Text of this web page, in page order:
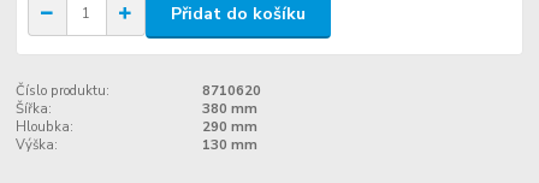
Přidat do košíku
Číslo produktu:
8710620
Šířka:
380 mm
Hloubka:
290 mm
Výška:
130 mm